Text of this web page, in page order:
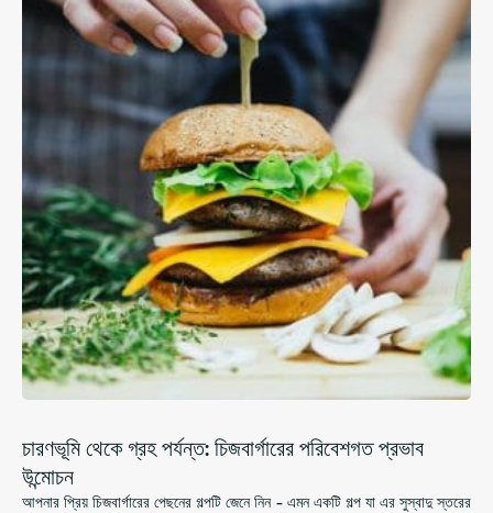
চারণভূমি থেকে গ্রহ পর্যন্ত: চিজবার্গারের পরিবেশগত প্রভাব
উন্মোচন
আপনার প্রিয় চিজবার্গারের পেছনের গল্পটি জেনে নিন - এমন একটি গল্প যা এর সুস্বাদু স্তরের